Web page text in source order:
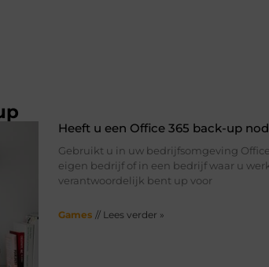
Heeft u een Office 365 back-up
Gebruikt u in uw bedrijfsomgeving
eigen bedrijf of in een bedrijf waar u
verantwoordelijk bent up voor
Games // Lees verder »